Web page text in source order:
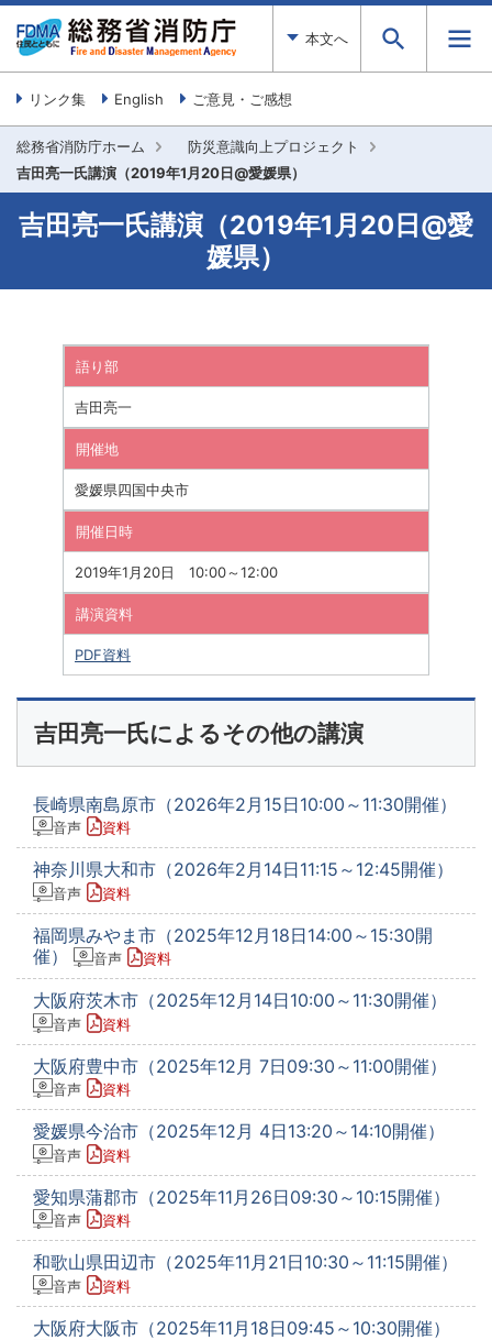
本文へ
リンク集 English ご意見・ご感想
総務省消防庁ホーム
防災意識向上プロジェクト
吉田亮一氏講演（2019年1月20日@愛媛県）
吉田亮一氏講演（2019年1月20日@愛
媛県）
語り部
吉田亮一
開催地
愛媛県四国中央市
開催日時
2019年1月20日 10:00～12:00
講演資料
PDF資料
吉田亮一氏によるその他の講演
長崎県南島原市（2026年2月15日10:00～11:30開催）
音声 資料
神奈川県大和市（2026年2月14日11:15～12:45開催）
音声 資料
福岡県みやま市（2025年12月18日14:00～15:30開
催）
音声 資料
大阪府茨木市（2025年12月14日10:00～11:30開催）
音声 資料
大阪府豊中市（2025年12月 7日09:30～11:00開催）
音声 資料
愛媛県今治市（2025年12月 4日13:20～14:10開催）
音声 資料
愛知県蒲郡市（2025年11月26日09:30～10:15開催）
音声 資料
和歌山県田辺市（2025年11月21日10:30～11:15開催）
音声 資料
大阪府大阪市（2025年11月18日09:45～10:30開催）